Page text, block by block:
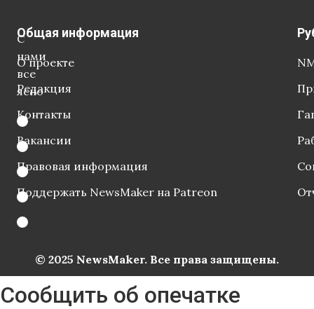
С
нами
все
ясно
Общая информация
О проекте
Редакция
Контакты
Вакансии
Правовая информация
Поддержать NewsMaker на Patreon
© 2025 NewsMaker. Все права защищены.
Сообщить об опечатке